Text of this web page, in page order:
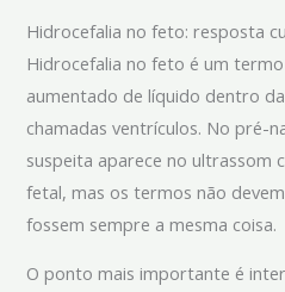
Hidrocefalia no feto: resposta
Hidrocefalia no feto é um
aumentado de líquido dentro
chamadas ventrículos. No pré-
suspeita aparece no ultrassom
fetal, mas os termos não
fossem sempre a mesma coisa.
O ponto mais importante é